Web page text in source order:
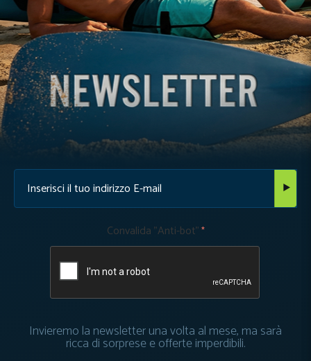
Convalida "Anti-bot"
Invieremo la newsletter una volta al mese, ma sarà
ricca di sorprese e offerte imperdibili.